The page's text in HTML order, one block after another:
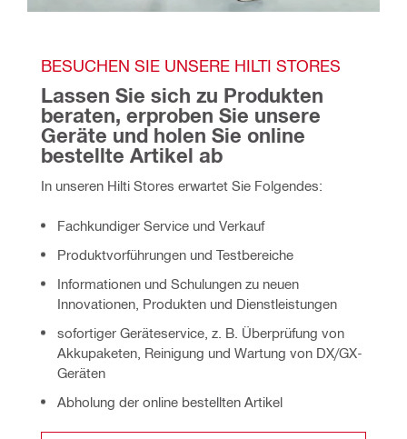
BESUCHEN SIE UNSERE HILTI STORES
Lassen Sie sich zu Produkten
beraten, erproben Sie unsere
Geräte und holen Sie online
bestellte Artikel ab
In unseren Hilti Stores erwartet Sie Folgendes:
Fachkundiger Service und Verkauf
Produktvorführungen und Testbereiche
Informationen und Schulungen zu neuen
Innovationen, Produkten und Dienstleistungen
sofortiger Geräteservice, z. B. Überprüfung von
Akkupaketen, Reinigung und Wartung von DX/GX-
Geräten
Abholung der online bestellten Artikel